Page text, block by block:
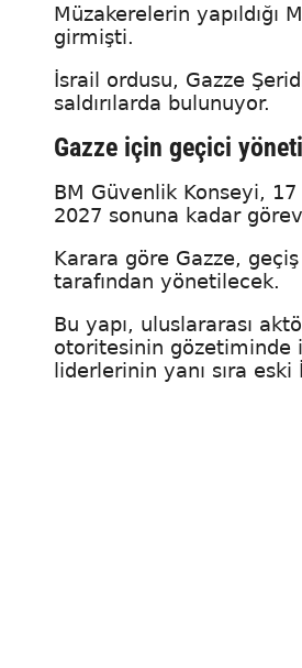
Müzakerelerin
girmişti.
İsrail ordusu, Gazze
saldırılarda bulunuyor.
Gazze için geçici
BM Güvenlik Konseyi, 17
2027 sonuna kadar
Karara göre Gazze,
tarafından yönetilecek.
Bu yapı, uluslararası
otoritesinin gözetiminde
liderlerinin yanı sıra